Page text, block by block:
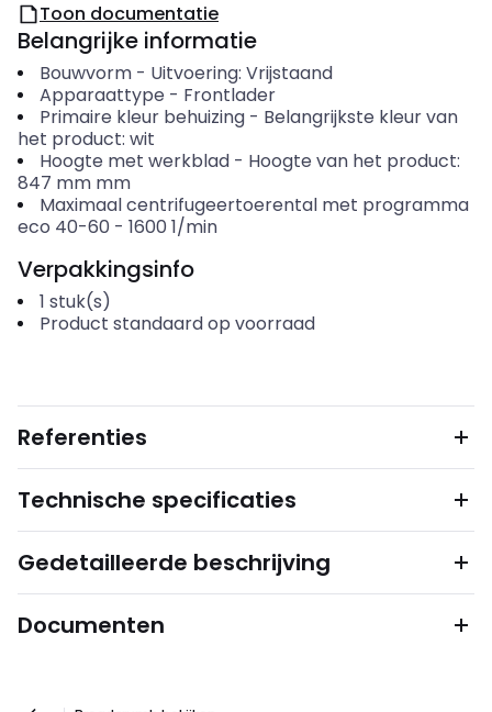
Toon documentatie
Belangrijke informatie
Bouwvorm- Uitvoering: Vrijstaand
Apparaattype - Frontlader
Primaire kleur behuizing- Belangrijkste kleur van
het product: wit
Hoogte met werkblad- Hoogte van het product:
847 mm mm
Maximaal centrifugeertoerental met programma
eco 40-60 - 1600 1/min
Verpakkingsinfo
1 stuk(s)
Product standaard op voorraad
Referenties
Technische specificaties
Gedetailleerde beschrijving
Documenten